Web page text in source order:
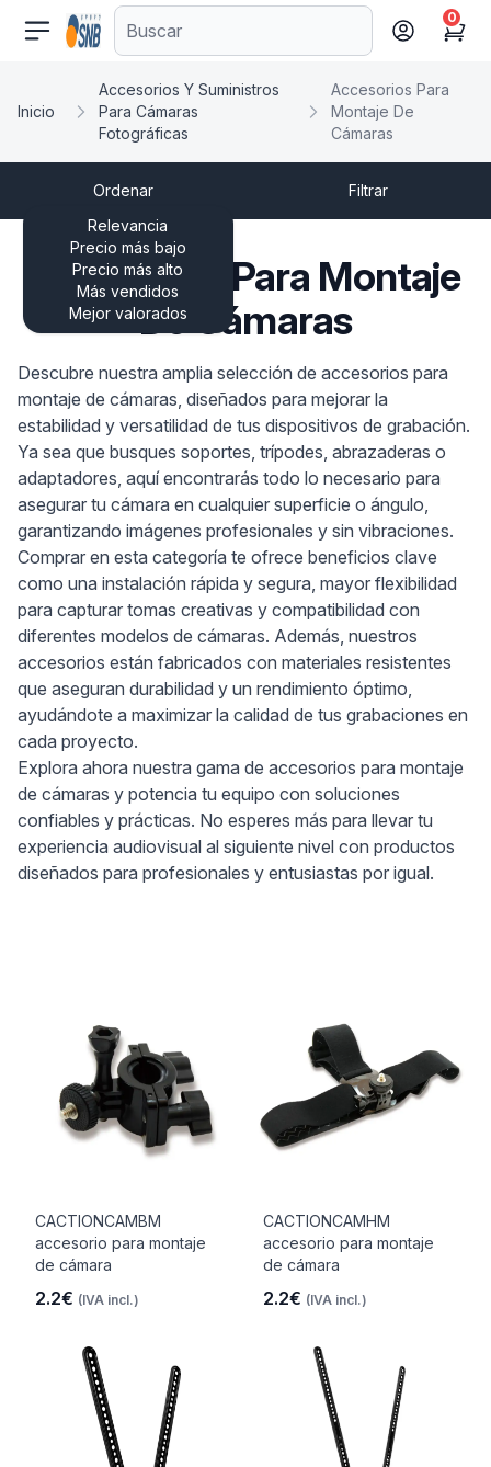
comercioseguro.es
Cart
0
Inicio
Accesorios Y Suministros
Para Cámaras
Fotográficas
Accesorios Para
Montaje De
Cámaras
Ordenar
Relevancia
Precio más bajo
Precio más alto
Más vendidos
Mejor valorados
Filtrar
Accesorios Para Montaje
De Cámaras
Descubre nuestra amplia selección de accesorios para
montaje de cámaras, diseñados para mejorar la
estabilidad y versatilidad de tus dispositivos de grabación.
Ya sea que busques soportes, trípodes, abrazaderas o
adaptadores, aquí encontrarás todo lo necesario para
asegurar tu cámara en cualquier superficie o ángulo,
garantizando imágenes profesionales y sin vibraciones.
Comprar en esta categoría te ofrece beneficios clave
como una instalación rápida y segura, mayor flexibilidad
para capturar tomas creativas y compatibilidad con
diferentes modelos de cámaras. Además, nuestros
accesorios están fabricados con materiales resistentes
que aseguran durabilidad y un rendimiento óptimo,
ayudándote a maximizar la calidad de tus grabaciones en
cada proyecto.
Explora ahora nuestra gama de accesorios para montaje
de cámaras y potencia tu equipo con soluciones
confiables y prácticas. No esperes más para llevar tu
experiencia audiovisual al siguiente nivel con productos
diseñados para profesionales y entusiastas por igual.
CACTIONCAMBM
accesorio para montaje
de cámara
2.2€ (IVA incl.)
CACTIONCAMHM
accesorio para montaje
de cámara
2.2€ (IVA incl.)